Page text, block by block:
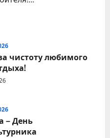
чистоту любимого
– День